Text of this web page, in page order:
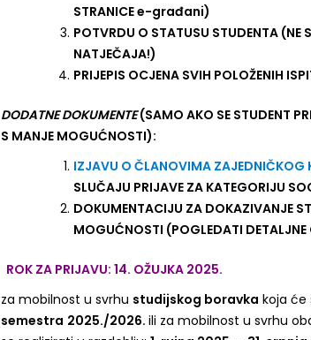
STRANICE e-građani)
POTVRDU O STATUSU STUDENTA
NATJEČAJA!)
PRIJEPIS OCJENA SVIH POLOŽENIH
DODATNE DOKUMENTE(SAMO AKO SE STUDENT
S MANJE MOGUĆNOSTI):
IZJAVU O ČLANOVIMA ZAJEDNIČKOG
SLUČAJU PRIJAVE ZA KATEGORIJU
DOKUMENTACIJU ZA DOKAZIVANJE
MOGUĆNOSTI (POGLEDATI DETALJNE
ROK ZA PRIJAVU: 14. OŽUJKA 2025.
za mobilnost u svrhu studijskog boravka koja će
semestra 2025./2026. ili za mobilnost u svrhu